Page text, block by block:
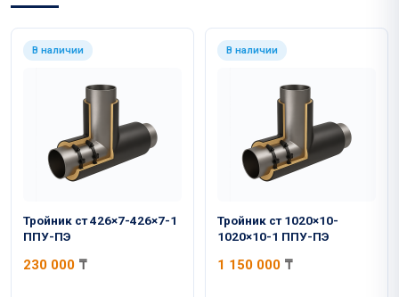
В наличии
Тройник ст 426×7-426×7-1
ППУ-ПЭ
230 000 ₸
В наличии
Тройник ст 1020×10-
1020×10-1 ППУ-ПЭ
1 150 000 ₸